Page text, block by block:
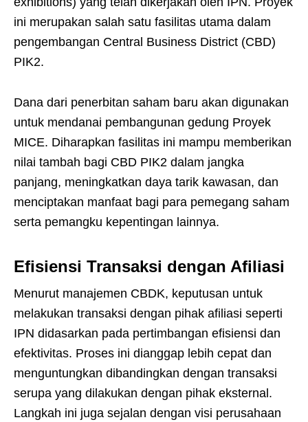
ini merupakan salah satu fasilitas utama dalam
pengembangan Central Business District (CBD)
PIK2.
Dana dari penerbitan saham baru akan digunakan
untuk mendanai pembangunan gedung Proyek
MICE. Diharapkan fasilitas ini mampu memberikan
nilai tambah bagi CBD PIK2 dalam jangka
panjang, meningkatkan daya tarik kawasan, dan
menciptakan manfaat bagi para pemegang saham
serta pemangku kepentingan lainnya.
Efisiensi Transaksi dengan Afiliasi
Menurut manajemen CBDK, keputusan untuk
melakukan transaksi dengan pihak afiliasi seperti
IPN didasarkan pada pertimbangan efisiensi dan
efektivitas. Proses ini dianggap lebih cepat dan
menguntungkan dibandingkan dengan transaksi
serupa yang dilakukan dengan pihak eksternal.
Langkah ini juga sejalan dengan visi perusahaan